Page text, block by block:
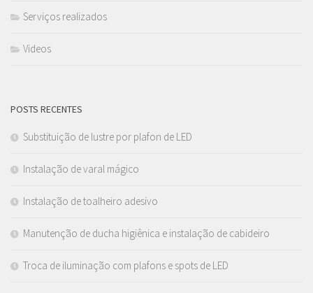
Serviços realizados
Videos
POSTS RECENTES
Substituição de lustre por plafon de LED
Instalação de varal mágico
Instalação de toalheiro adesivo
Manutenção de ducha higiênica e instalação de cabideiro
Troca de iluminação com plafons e spots de LED